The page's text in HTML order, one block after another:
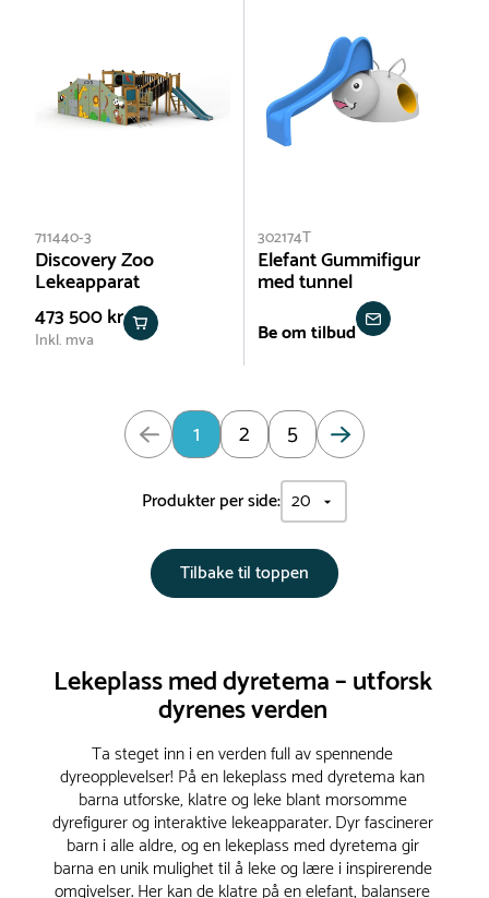
711440-3
Discovery Zoo
Lekeapparat
473 500 kr
Inkl. mva
302174T
Elefant Gummifigur
med tunnel
Be om tilbud
Oppdatert: Side 1 av 5 1 2 5
Produkter per side:
Tilbake til toppen
Lekeplass med dyretema – utforsk
dyrenes verden
Ta steget inn i en verden full av spennende
dyreopplevelser! På en lekeplass med dyretema kan
barna utforske, klatre og leke blant morsomme
dyrefigurer og interaktive lekeapparater. Dyr fascinerer
barn i alle aldre, og en lekeplass med dyretema gir
barna en unik mulighet til å leke og lære i inspirerende